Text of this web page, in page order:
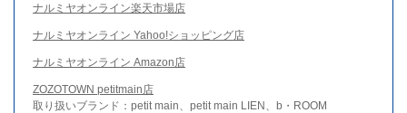
ナルミヤオンライン楽天市場店
ナルミヤオンライン Yahoo!ショッピング店
ナルミヤオンライン Amazon店
ZOZOTOWN petitmain店
取り扱いブランド：petit main、petit main LIEN、b・ROOM